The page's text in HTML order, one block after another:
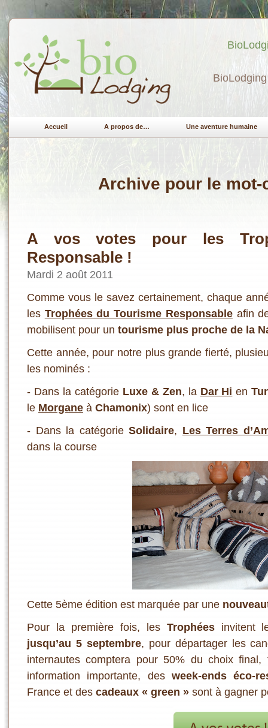
Accueil A propos de… Une aventure humaine
Archive pour le mot-
A vos votes pour les
Responsable !
Mardi 2 août 2011
Comme vous le savez certainement, chaque
les Trophées du Tourisme Responsableafin
mobilisent pour un tourisme plus proche de la
Cette année, pour notre plus grande fierté,
les nominés :
- Dans la catégorie Luxe & Zen, la Dar Hi en
le Morgane à Chamonix) sont en lice
- Dans la catégorieSolidaire, Les Terres
dans la course
Cette 5ème édition est marquée par une
Pour la première fois, les Trophéesinvitent
jusqu’au 5 septembre, pour départager les
internautes comptera pour 50% du choix
information importante, des week-ends éco-
France et des cadeaux « green » sont à gagner